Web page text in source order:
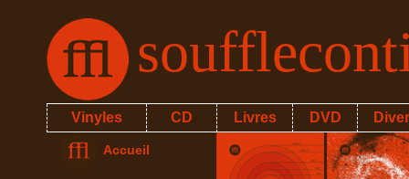
Vinyles CD Livres DVD
Accueil